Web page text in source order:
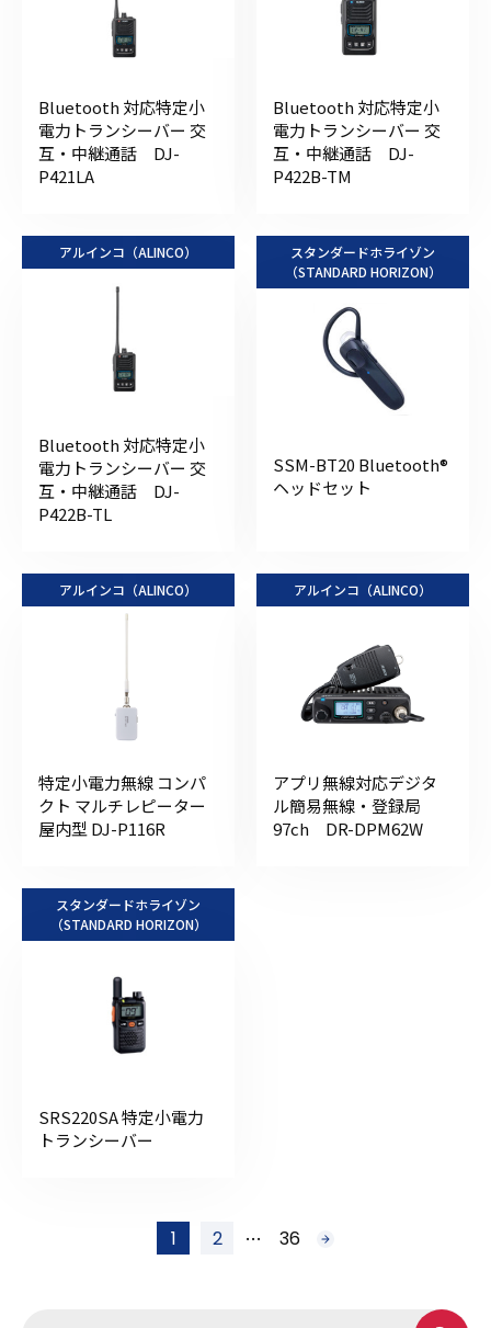
Bluetooth 対応特定小
電力トランシーバー 交
互・中継通話 DJ-
P421LA
Bluetooth 対応特定小
電力トランシーバー 交
互・中継通話 DJ-
P422B-TM
アルインコ（ALINCO）
Bluetooth 対応特定小
電力トランシーバー 交
互・中継通話 DJ-
P422B-TL
スタンダードホライゾン
（STANDARD HORIZON）
SSM-BT20 Bluetooth®
ヘッドセット
アルインコ（ALINCO）
特定小電力無線 コンパ
クト マルチレピーター
屋内型 DJ-P116R
アルインコ（ALINCO）
アプリ無線対応デジタ
ル簡易無線・登録局
97ch DR-DPM62W
スタンダードホライゾン
（STANDARD HORIZON）
SRS220SA 特定小電力
トランシーバー
1 2 … 36 次